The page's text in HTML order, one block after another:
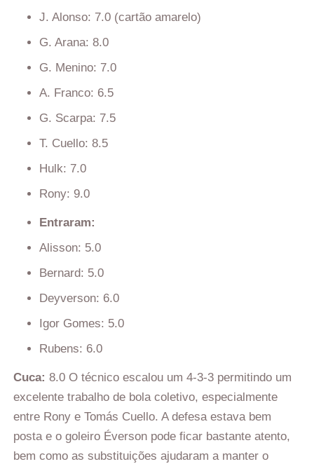
J. Alonso: 7.0 (cartão amarelo)
G. Arana: 8.0
G. Menino: 7.0
A. Franco: 6.5
G. Scarpa: 7.5
T. Cuello: 8.5
Hulk: 7.0
Rony: 9.0
Entraram:
Alisson: 5.0
Bernard: 5.0
Deyverson: 6.0
Igor Gomes: 5.0
Rubens: 6.0
Cuca: 8.0 O técnico escalou um 4-3-3 permitindo um
excelente trabalho de bola coletivo, especialmente
entre Rony e Tomás Cuello. A defesa estava bem
posta e o goleiro Éverson pode ficar bastante atento,
bem como as substituições ajudaram a manter o